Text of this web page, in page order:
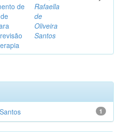
de
Rafaella
de
Oliveira
Santos
1